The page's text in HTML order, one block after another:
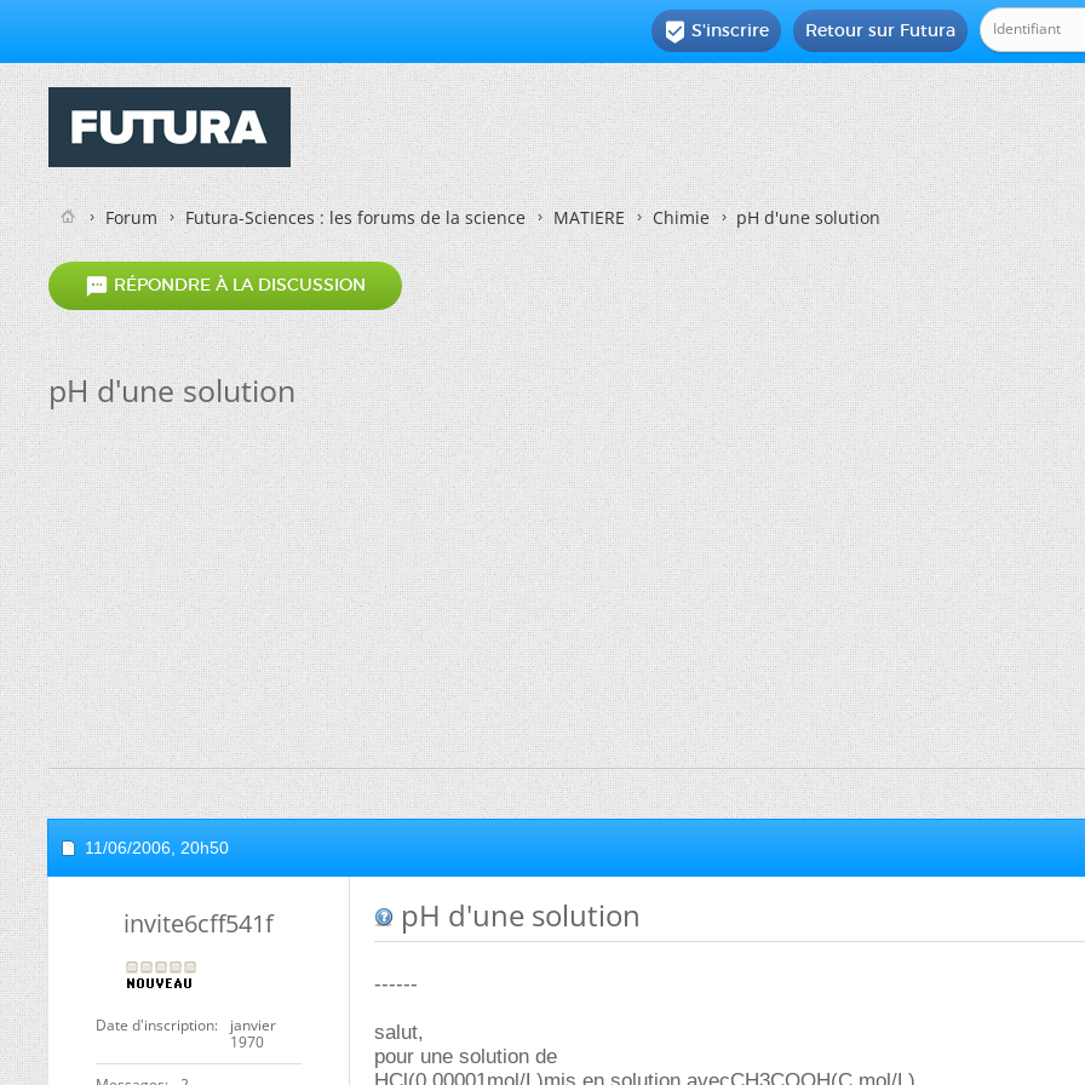
Retour sur Futura
 S'inscrire
Forum Futura-Sciences : les forums de la science MATIERE Chimie pH d'une solution
 RÉPONDRE À LA DISCUSSION
pH d'une solution
11/06/2006, 20h50
invite6cff541f
Date d'inscription
janvier
1970
pH d'une solution
------
salut,
pour une solution de